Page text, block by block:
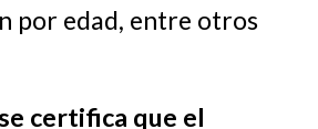
por edad, entre otros
certifica que el